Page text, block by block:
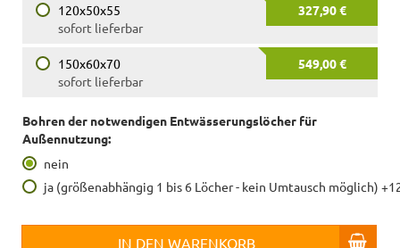
120x50x55
327,90 €
sofort lieferbar
150x60x70
549,00 €
sofort lieferbar
Bohren der notwendigen Entwässerungslöcher für
Außennutzung:
nein
ja (größenabhängig 1 bis 6 Löcher - kein Umtausch möglich)
IN DEN WARENKORB